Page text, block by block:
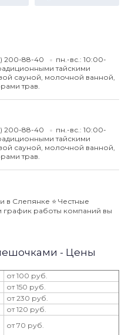
200-88-40
пн.-вс.: 10:00-
тайскими
сауной, молочной ванной,
трав.
200-88-40
пн.-вс.: 10:00-
тайскими
сауной, молочной ванной,
трав.
Слепянке ⭐️ Честные
график работы компаний вы
- Цены
от 100 руб.
от 150 руб.
от 230 руб.
от 120 руб.
от 70 руб.